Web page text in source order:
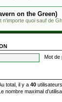
on the Green)
n'importe quoi sauf de
Mot de
total, il y a 40
nombre maximal